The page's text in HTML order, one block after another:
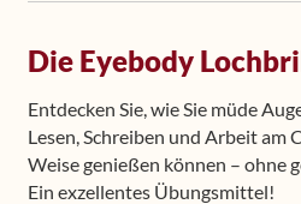
Die Eyebody
Entdecken Sie, wie Sie müde
Lesen, Schreiben und Arbeit am
Weise genießen können – ohne
Ein exzellentes Übungsmittel!